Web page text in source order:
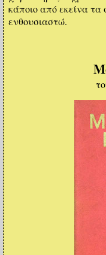
κάποιο από εκείνα τα
ενθουσιαστώ.